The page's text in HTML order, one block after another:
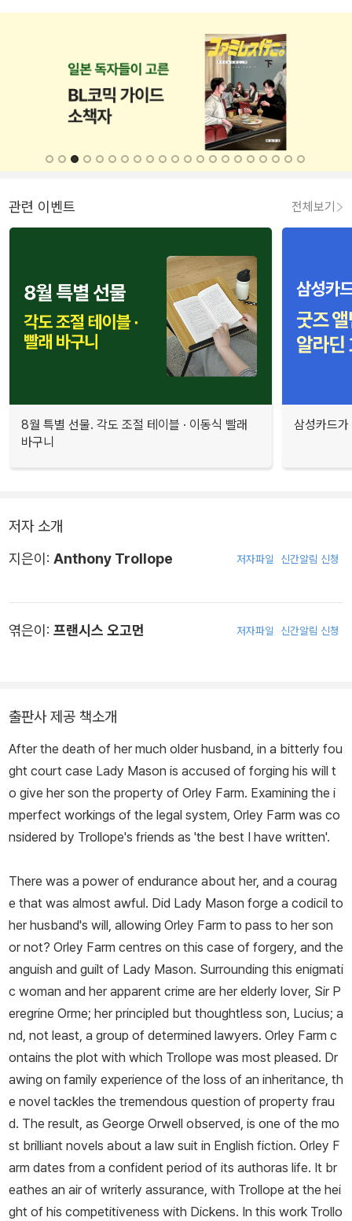
관련 이벤트 전체보기
8월 특별 선물. 각도 조절 테이블 · 이동식 빨래
바구니
삼성카드
저자 소개
지은이: Anthony Trollope 저자파일 신간알림 신청
엮은이: 프랜시스 오고먼 저자파일 신간알림 신청
출판사 제공 책소개
After the death of her much older husband, in a bitterly fou
ght court case Lady Mason is accused of forging his will t
o give her son the property of Orley Farm. Examining the i
mperfect workings of the legal system, Orley Farm was co
nsidered by Trollope's friends as 'the best I have written'.
There was a power of endurance about her, and a courag
e that was almost awful. Did Lady Mason forge a codicil to
her husband's will, allowing Orley Farm to pass to her son
or not? Orley Farm centres on this case of forgery, and the
anguish and guilt of Lady Mason. Surrounding this enigmati
c woman and her apparent crime are her elderly lover, Sir P
eregrine Orme; her principled but thoughtless son, Lucius; a
nd, not least, a group of determined lawyers. Orley Farm c
ontains the plot with which Trollope was most pleased. Dr
awing on family experience of the loss of an inheritance, th
e novel tackles the tremendous question of property frau
d. The result, as George Orwell observed, is one of the mo
st brilliant novels about a law suit in English fiction. Orley F
arm dates from a confident period of its authoras life. It br
eathes an air of writerly assurance, with Trollope at the hei
ght of his competitiveness with Dickens. In this work Trollo